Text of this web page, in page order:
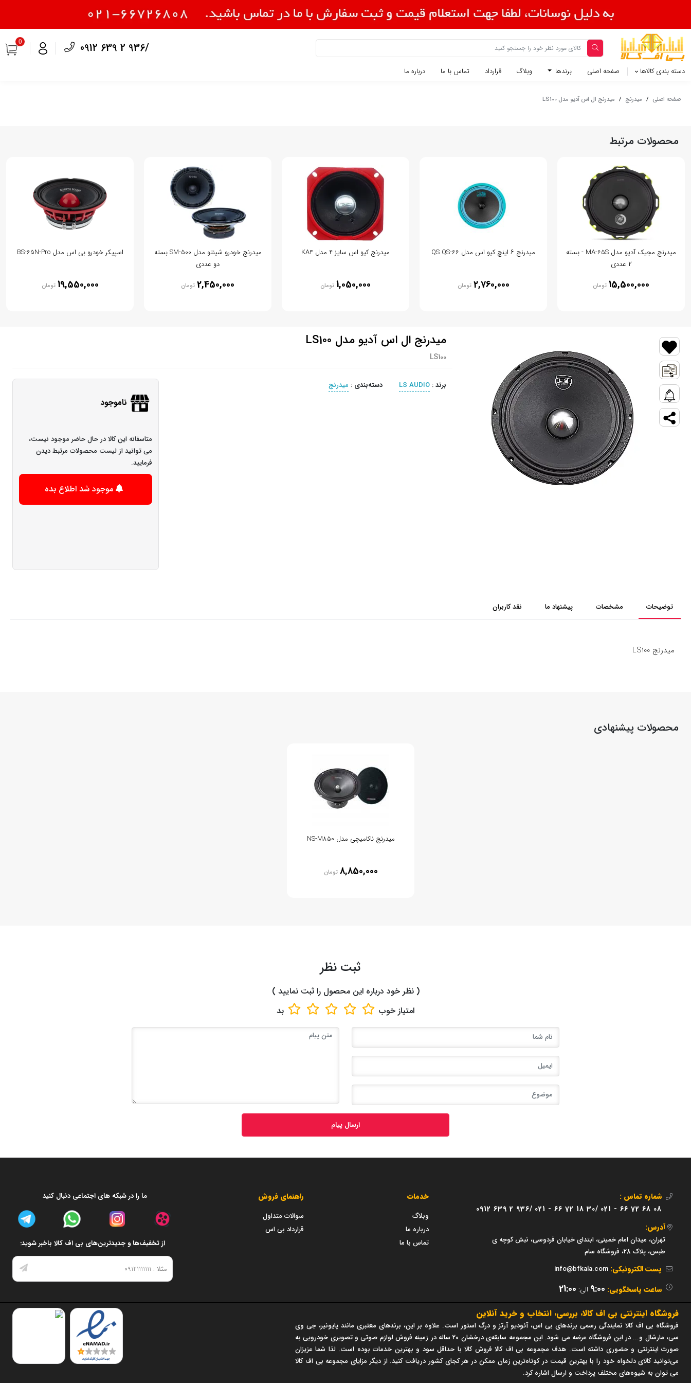
0912 639 2 936/
0
دسته بندی کالاها صفحه اصلی برندها وبلاگ قرارداد تماس با ما درباره ما
صفحه اصلی / میدرنج / میدرنج ال اس آدیو مدل LS100
محصولات مرتبط
میدرنج مجیک آدیو مدل MA-65S - بسته
۲ عددی
15,500,000 تومان
میدرنج ۶ اینچ کیو اس مدل QS QS-66
2,760,000 تومان
میدرنج کیو اس سایز 4 مدل KA4
1,050,000 تومان
میدرنج خودرو شینتو مدل SM-500 بسته
دو عددی
2,450,000 تومان
اسپیکر خودرو بی اس مدل BS-65N-Pro
19,550,000 تومان
میدرنج ال اس آدیو مدل LS100
LS100
برند:
LS AUDIO دسته‌بندی : میدرنج
ناموجود
متاسفانه این کالا در حال حاضر موجود نیست،
می توانید از لیست محصولات مرتبط دیدن
فرمایید.
موجود شد اطلاع بده
توضیحات مشخصات پیشنهاد ما نقد کاربران
میدرنج LS100
محصولات پیشنهادی
میدرنج ناکامیچی مدل NS-M850
8,850,000 تومان
ثبت نظر
( نظر خود درباره این محصول را ثبت نمایید )
امتیاز خوب بد
ارسال پیام
شماره تماس :
021 - 66 72 68 08
021 - 66 72 18 30/
0912 639 2 936/
آدرس:
تهران، میدان امام خمینی، ابتدای خیابان فردوسی، نبش کوچه ی
طبس، پلاک 28، فروشگاه سام
پست الکترونیکی: info@bfkala.com
ساعت پاسخگویی: 9:00 الی: 21:00
خدمات
وبلاگ
درباره ما
تماس با ما
راهنمای فروش
سوالات متداول
قرارداد بی اس
ما را در شبکه های اجتماعی دنبال کنید
از تخفیف‌ها و جدیدترین‌های بی اف کالا باخبر شوید:
فروشگاه اینترنتی بی اف کالا، بررسی، انتخاب و خرید آنلاین
فروشگاه بی اف کالا نمایندگی رسمی برندهای بی اس، آئودیو آرتز و درگ استور است. علاوه بر این، برندهای معتبری مانند پایونیر، جی وی
سی، مارشال و... در این فروشگاه عرضه می شود. این مجموعه سابقه‌ی درخشان 20 ساله در زمینه فروش لوازم صوتی و تصویری خودرویی به
صورت اینترنتی و حضوری داشته است. هدف مجموعه بی اف کالا فروش کالا با حداقل سود و بهترین خدمات بوده است. لذا شما عزیزان
می‌توانید کالای دلخواه خود را با بهترین قیمت در کوتاه‌ترین زمان ممکن در هر کجای کشور دریافت کنید. از دیگر مزایای مجموعه بی اف کالا
می توان به شیوه‌های مختلف پرداخت و ارسال اشاره کرد.